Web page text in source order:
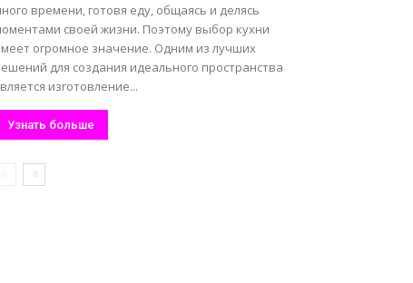
времени, готовя еду, общаясь и делясь
своей жизни. Поэтому выбор кухни
огромное значение. Одним из лучших
для создания идеального пространства
изготовление...
Узнать больше